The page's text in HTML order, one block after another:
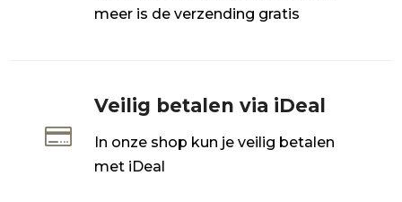
meer is de verzending gratis

Veilig betalen via iDeal
In onze shop kun je veilig betalen
met iDeal